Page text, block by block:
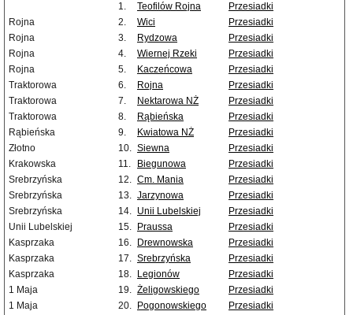
1.
Teofilów Rojna
Przesiadki
Rojna
2. Wici
Przesiadki
Rojna
3. Rydzowa
Przesiadki
Rojna
4. Wiernej Rzeki
Przesiadki
Rojna
5. Kaczeńcowa
Przesiadki
Traktorowa
6. Rojna
Przesiadki
Traktorowa
7. Nektarowa NŻ
Przesiadki
Traktorowa
8. Rąbieńska
Przesiadki
Rąbieńska
9. Kwiatowa NŻ
Przesiadki
Złotno
10. Siewna
Przesiadki
Krakowska
11. Biegunowa
Przesiadki
Srebrzyńska
12. Cm. Mania
Przesiadki
Srebrzyńska
13. Jarzynowa
Przesiadki
Srebrzyńska
14. Unii Lubelskiej
Przesiadki
Unii Lubelskiej
15. Praussa
Przesiadki
Kasprzaka
16. Drewnowska
Przesiadki
Kasprzaka
17. Srebrzyńska
Przesiadki
Kasprzaka
18. Legionów
Przesiadki
1 Maja
19. Żeligowskiego
Przesiadki
1 Maja
20. Pogonowskiego
Przesiadki